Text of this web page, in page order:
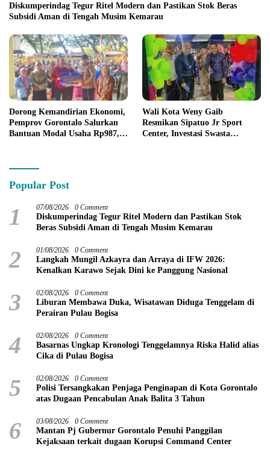
Diskumperindag Tegur Ritel Modern dan Pastikan Stok Beras
Subsidi Aman di Tengah Musim Kemarau
Dorong Kemandirian Ekonomi,
Pemprov Gorontalo Salurkan
Bantuan Modal Usaha Rp987,5
Wali Kota Weny Gaib
Resmikan Sipatuo Jr Sport
Center, Investasi Swasta
Popular Post
1 07/08/2026 0 Comment
Diskumperindag Tegur Ritel Modern dan Pastikan Stok
Beras Subsidi Aman di Tengah Musim Kemarau
2 01/08/2026 0 Comment
Langkah Mungil Azkayra dan Arraya di IFW 2026:
Kenalkan Karawo Sejak Dini ke Panggung Nasional
3 02/08/2026 0 Comment
Liburan Membawa Duka, Wisatawan Diduga Tenggelam di
Perairan Pulau Bogisa
4 02/08/2026 0 Comment
Basarnas Ungkap Kronologi Tenggelamnya Riska Halid alias
Cika di Pulau Bogisa
5 02/08/2026 0 Comment
Polisi Tersangkakan Penjaga Penginapan di Kota Gorontalo
atas Dugaan Pencabulan Anak Balita 3 Tahun
6 03/08/2026 0 Comment
Mantan Pj Gubernur Gorontalo Penuhi Panggilan
Kejaksaan terkait dugaan Korupsi Command Center